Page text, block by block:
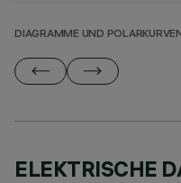
DIAGRAMME UND
ELEKTRISCHE